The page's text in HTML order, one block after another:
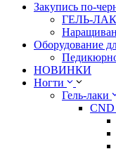
Закупись по-
ГЕЛЬ-
Оборудование
НОВИНКИ
Ногти
Гель-лаки
CND